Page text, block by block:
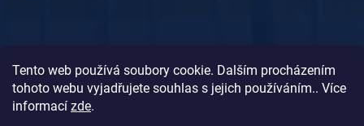
Tento web používá soubory cookie. Dalším procházením
tohoto webu vyjadřujete souhlas s jejich používáním.. Více
informací zde.
Doprava platba dobírkou od 119 Kč